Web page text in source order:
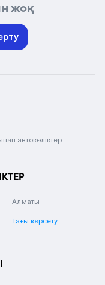
жоқ
автокөліктер
Алматы
Тағы көрсету